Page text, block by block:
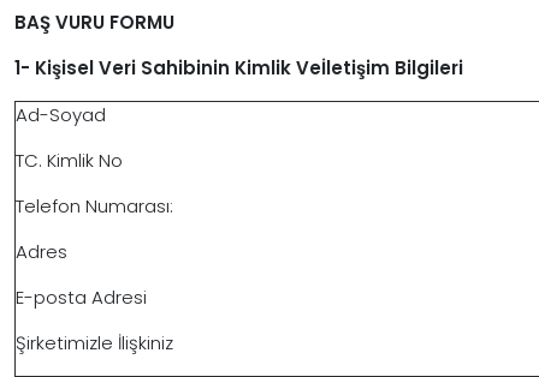
BAŞVURU FORMU
1- Kişisel Veri Sahibinin Kimlik Veİletişim Bilgileri
Ad-Soyad
TC. Kimlik No
Telefon Numarası:
Adres
E-posta Adresi
Şirketimizle İlişkiniz